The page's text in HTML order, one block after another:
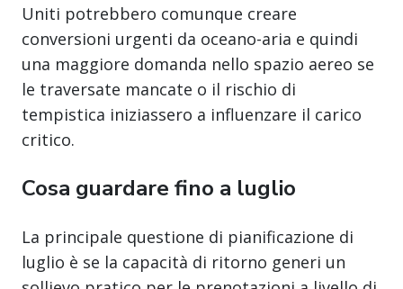
Uniti potrebbero comunque creare
conversioni urgenti da oceano-aria e quindi
una maggiore domanda nello spazio aereo se
le traversate mancate o il rischio di
tempistica iniziassero a influenzare il carico
critico.
Cosa guardare fino a luglio
La principale questione di pianificazione di
luglio è se la capacità di ritorno generi un